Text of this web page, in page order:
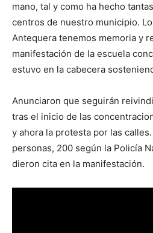
mano, tal y como ha hecho
centros de nuestro municipio.
Antequera tenemos memoria y
manifestación de la escuela
estuvo en la cabecera
Anunciaron que seguirán
tras el inicio de las
y ahora la protesta por las
personas, 200 según la Policía
dieron cita en la manifestación.